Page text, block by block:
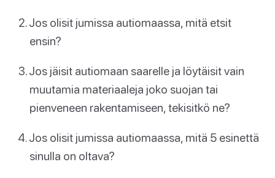
Jos olisit jumissa autiomaassa, mitä etsit
ensin?
Jos jäisit autiomaan saarelle ja löytäisit vain
muutamia materiaaleja joko suojan tai
pienveneen rakentamiseen, tekisitkö ne?
Jos olisit jumissa autiomaassa, mitä 5 esinettä
sinulla on oltava?